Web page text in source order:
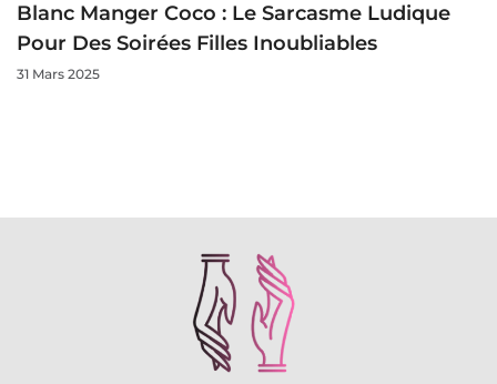
Blanc Manger Coco : Le Sarcasme Ludique
Pour Des Soirées Filles Inoubliables
31 Mars 2025